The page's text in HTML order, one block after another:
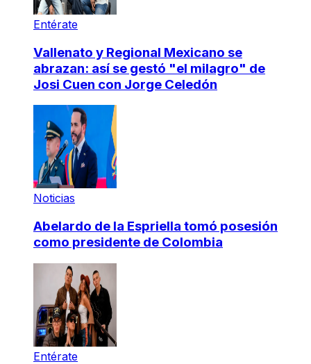
Entérate
Vallenato y Regional Mexicano se
abrazan: así se gestó "el milagro" de
Josi Cuen con Jorge Celedón
Noticias
Abelardo de la Espriella tomó posesión
como presidente de Colombia
Entérate